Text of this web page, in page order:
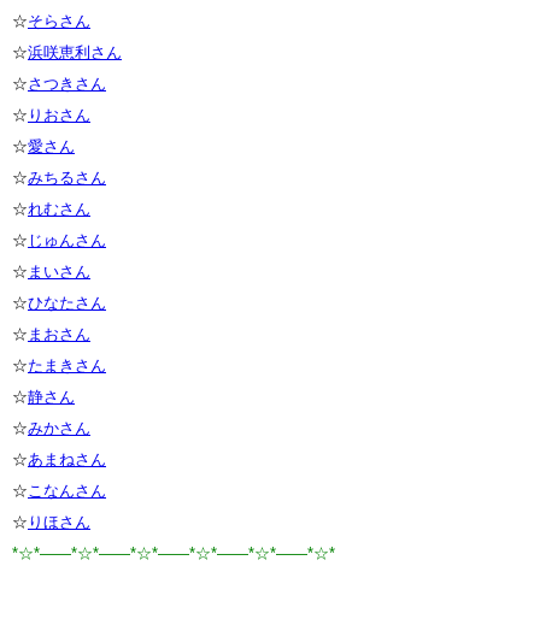
☆そらさん
☆浜咲恵利さん
☆さつきさん
☆ りおさん
☆愛さん
☆みちるさん
☆れむさん
☆ じゅんさん
☆ まいさん
☆ひなたさん
☆ まおさん
☆たまきさん
☆静さん
☆みかさん
☆あまねさん
☆こなんさん
☆ りほさん
*☆*――*☆*――*☆*――*☆*――*☆*――*☆*